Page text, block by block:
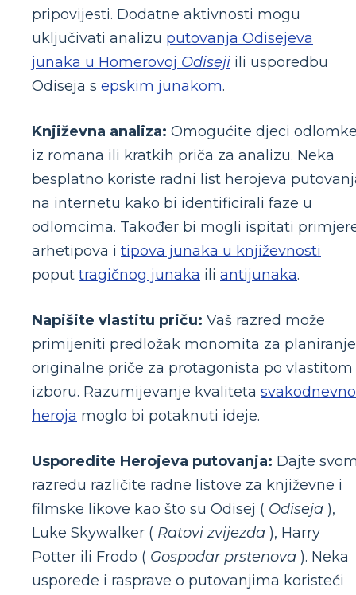
pripovijesti. Dodatne aktivnosti mogu
uključivati ​​analizu putovanja Odisejeva
junaka u Homerovoj Odiseji ili usporedbu
Odiseja s epskim junakom.
Književna analiza: Omogućite djeci
iz romana ili kratkih priča za analizu. Neka
besplatno koriste radni list herojeva
na internetu kako bi identificirali faze u
odlomcima. Također bi mogli ispitati
arhetipova i tipova junaka u književnosti
poput tragičnog junaka ili antijunaka.
Napišite vlastitu priču: Vaš razred može
primijeniti predložak monomita za planiranje
originalne priče za protagonista po vlastitom
izboru. Razumijevanje kvaliteta
heroja moglo bi potaknuti ideje.
Usporedite Herojeva putovanja: Dajte
razredu različite radne listove za književne i
filmske likove kao što su Odisej ( Odiseja ),
Luke Skywalker ( Ratovi zvijezda ), Harry
Potter ili Frodo ( Gospodar prstenova ). Neka
usporede i rasprave o putovanjima koristeći